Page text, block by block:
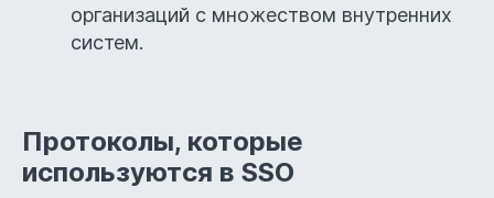
организаций с множеством внутренних
систем.
Протоколы, которые
используются в SSO